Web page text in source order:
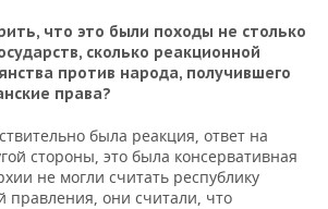
что это были походы не столько
сколько реакционной
против народа, получившего
права?
была реакция, ответ на
стороны, это была консервативная
не могли считать республику
правления, они считали, что